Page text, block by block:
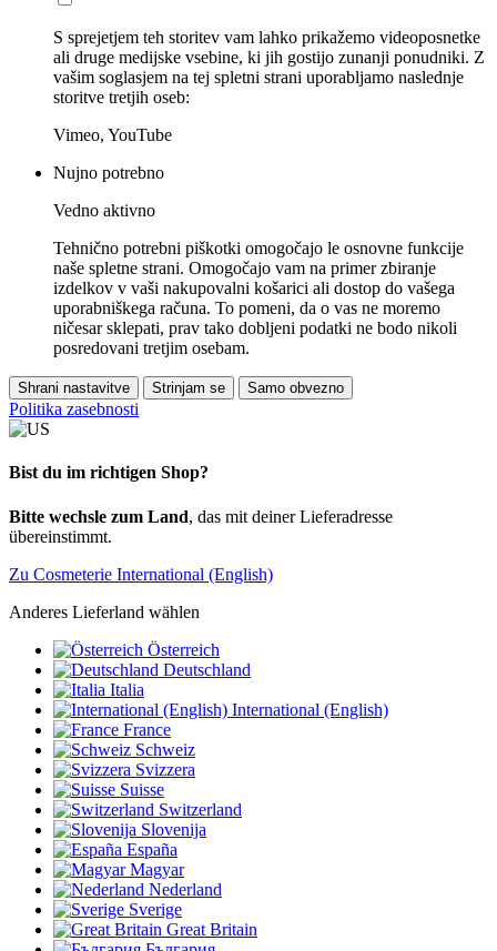
S sprejetjem teh storitev vam lahko prikažemo videoposnetke
ali druge medijske vsebine, ki jih gostijo zunanji ponudniki. Z
vašim soglasjem na tej spletni strani uporabljamo naslednje
storitve tretjih oseb:
Vimeo, YouTube
Nujno potrebno
Vedno aktivno
Tehnično potrebni piškotki omogočajo le osnovne funkcije
naše spletne strani. Omogočajo vam na primer zbiranje
izdelkov v vaši nakupovalni košarici ali dostop do vašega
uporabniškega računa. To pomeni, da o vas ne moremo
ničesar sklepati, prav tako dobljeni podatki ne bodo nikoli
posredovani tretjim osebam.
Shrani nastavitve Strinjam se Samo obvezno
Politika zasebnosti
Bist du im richtigen Shop?
Bitte wechsle zum Land, das mit deiner Lieferadresse
übereinstimmt.
Zu Cosmeterie International (English)
Anderes Lieferland wählen
Österreich
Deutschland
Italia
International (English)
France
Schweiz
Svizzera
Suisse
Switzerland
Slovenija
España
Magyar
Nederland
Sverige
Great Britain